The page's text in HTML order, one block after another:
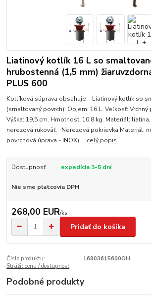
Liatinový kotlík 16 L so
hrubostenná (1,5 mm)
PLUS 600
Kotlíková súprava obsahuje: Liatinový kotlík so
(smaltovaný povrch). Objem: 16 L. Veľkosť: Vrchný
Výška: 19,5 cm. Hmotnosť: 10,8 kg. Materiál:
nerezová rukoväť. Nerezová pokrievka Materiál:
povrchová úprava - INOX).... celý popis
Dostupnosť expedícia 3-5 dní
Nie sme platcovia DPH
268,00 EUR/ks
Pridať do košíka
Číslo produktu:
16803615600OH
Strážiť cenu / dostupnosť
Podobné produkty